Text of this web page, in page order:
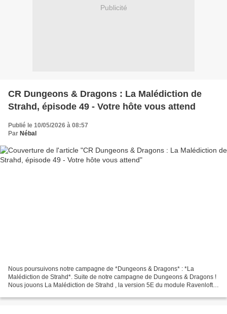
Publicité
CR Dungeons & Dragons : La Malédiction de
Strahd, épisode 49 - Votre hôte vous attend
Publié le 10/05/2026 à 08:57
Par Nébal
Nous poursuivons notre campagne de *Dungeons & Dragons* : *La
Malédiction de Strahd*. Suite de notre campagne de Dungeons & Dragons !
Nous jouons La Malédiction de Strahd , la version 5E du module Ravenloft…